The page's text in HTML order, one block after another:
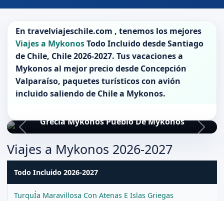
En travelviajeschile.com , tenemos los mejores
Viajes a Mykonos Todo Incluido desdeSantiago
de Chile, Chile 2026-2027. Tus vacaciones a
Mykonosal mejor precio desde Concepción
Valparaíso, paquetes turísticos con avión
incluido saliendo de Chilea Mykonos.
Grecia Mykonos Pueblo De Mykonos
Viajes a Mykonos 2026-2027
Todo Incluido 2026-2027
TurquÍa Maravillosa Con Atenas E Islas Griegas